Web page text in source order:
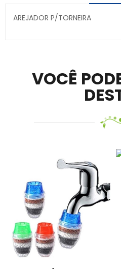
AREJADOR P/TORNEIRA
VOCÊ